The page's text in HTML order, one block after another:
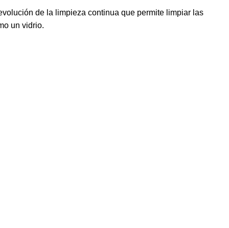
de la limpieza continua que permite limpiar las
un vidrio.